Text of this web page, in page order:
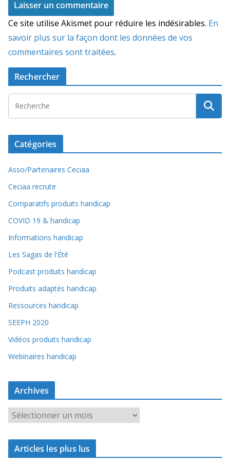
Ce site utilise Akismet pour réduire les indésirables. En
savoir plus sur la façon dont les données de vos
commentaires sont traitées.
Rechercher
Catégories
Asso/Partenaires Ceciaa
Ceciaa recrute
Comparatifs produits handicap
COVID 19 & handicap
Informations handicap
Les Sagas de l'Été
Podcast produits handicap
Produits adaptés handicap
Ressources handicap
SEEPH 2020
Vidéos produits handicap
Webinaires handicap
Archives
r
c
Articles les plus lus